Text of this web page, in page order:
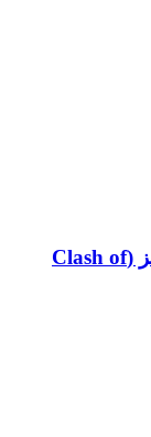
آفر منظره Ghost Scenery کلش اف کلنز (Clash of